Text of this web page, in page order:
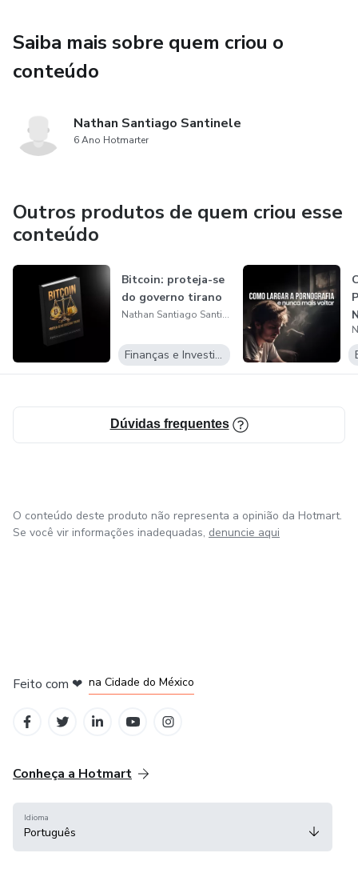
Saiba mais sobre quem criou o
conteúdo
Nathan Santiago Santinele
6 Ano Hotmarter
Outros produtos de quem criou esse
conteúdo
Bitcoin: proteja-se
do governo tirano
Nathan Santiago Santinele
Finanças e Investimentos
Dúvidas frequentes
O conteúdo deste produto não representa a opinião da Hotmart.
Se você vir informações inadequadas, denuncie aqui
Feito com ❤ na Cidade do México
Conheça a Hotmart
Idioma
Português